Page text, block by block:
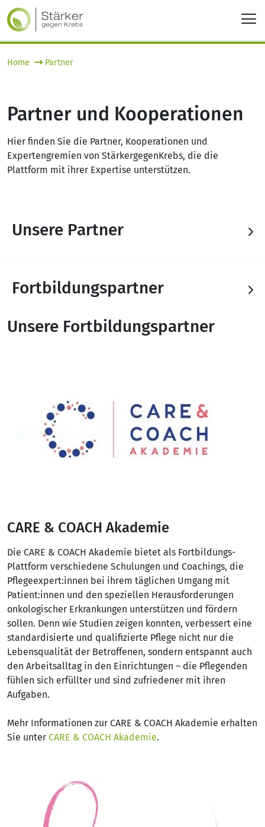
Home Partner
Partner und Kooperationen
Hier finden Sie die Partner, Kooperationen und
Expertengremien von StärkergegenKrebs, die die
Plattform mit ihrer Expertise unterstützen.
Unsere Partner
Fortbildungspartner
Unsere Fortbildungspartner
CARE & COACH Akademie
Die CARE & COACH Akademie bietet als Fortbildungs-
Plattform verschiedene Schulungen und Coachings, die
Pflegeexpert:innen bei ihrem täglichen Umgang mit
Patient:innen und den speziellen Herausforderungen
onkologischer Erkrankungen unterstützen und fördern
sollen. Denn wie Studien zeigen konnten, verbessert eine
standardisierte und qualifizierte Pflege nicht nur die
Lebensqualität der Betroffenen, sondern entspannt auch
den Arbeitsalltag in den Einrichtungen – die Pflegenden
fühlen sich erfüllter und sind zufriedener mit ihren
Aufgaben.
Mehr Informationen zur CARE & COACH Akademie erhalten
Sie unter CARE & COACH Akademie.